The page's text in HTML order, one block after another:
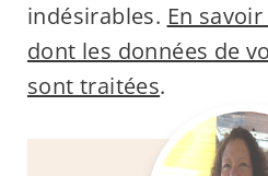
indésirables. En
dont les données de
sont traitées.